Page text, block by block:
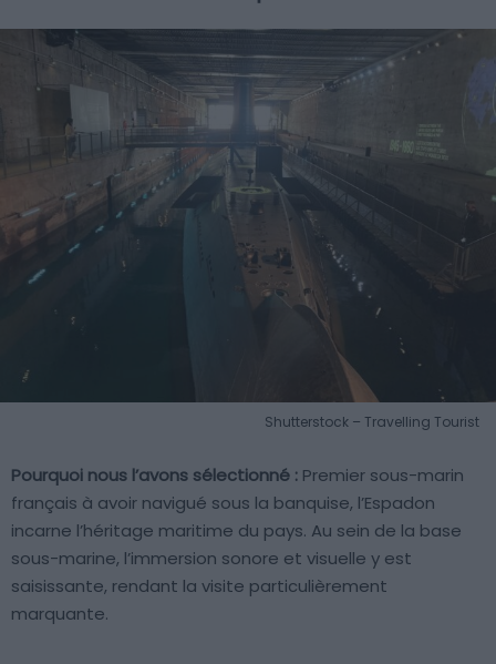
Shutterstock – Travelling Tourist
Pourquoi nous l’avons sélectionné : Premier sous-marin
français à avoir navigué sous la banquise, l’Espadon
incarne l’héritage maritime du pays. Au sein de la base
sous-marine, l’immersion sonore et visuelle y est
saisissante, rendant la visite particulièrement
marquante.